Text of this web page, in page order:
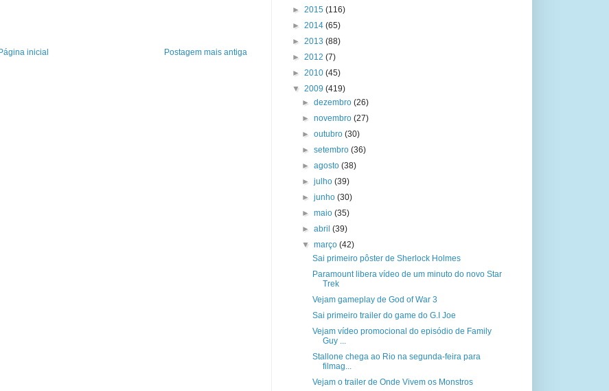
Postagem mais antiga
Página inicial
► 2015 (116)
► 2014 (65)
► 2013 (88)
► 2012 (7)
► 2010 (45)
▼ 2009 (419)
►dezembro(26)
►novembro(27)
►outubro(30)
►setembro(36)
►agosto(38)
►julho(39)
►junho(30)
►maio(35)
►abril(39)
▼março(42)
Sai primeiro pôster de Sherlock Holmes
Paramount libera vídeo de um minuto do novo Star
Trek
Vejam gameplay de God of War 3
Sai primeiro trailer do game do G.I Joe
Vejam vídeo promocional do episódio de Family
Guy ...
Stallone chega ao Rio na segunda-feira para
filmag...
Vejam o trailer de Onde Vivem os Monstros